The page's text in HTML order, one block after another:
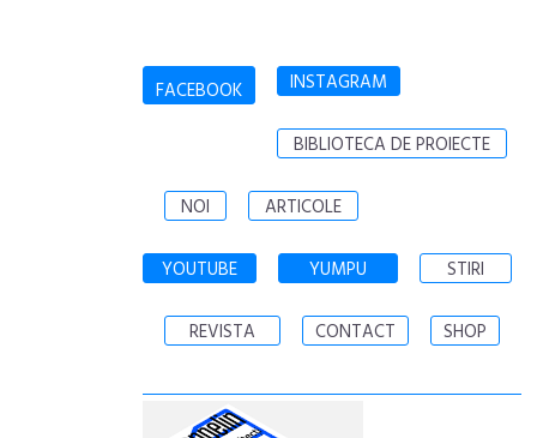
FACEBOOK INSTAGRAM
BIBLIOTECA DE PROIECTE
NOI ARTICOLE
YOUTUBE YUMPU STIRI
REVISTA CONTACT SHOP